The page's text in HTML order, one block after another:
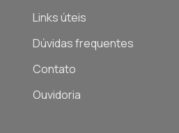
Links úteis
Dúvidas frequentes
Contato
Ouvidoria